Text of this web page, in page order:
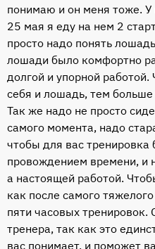
понимаю и он меня тоже. У
25 мая я еду на нем 2
просто надо понять
лошади было комфортно
долгой и упорной
себя и лошадь, тем
Так же надо не просто
самого момента, надо
чтобы для вас
провождением времени, и
а настоящей работой.
как после самого
пяти часовых тренировок.
тренера, так как это
вас понимает, и поможет